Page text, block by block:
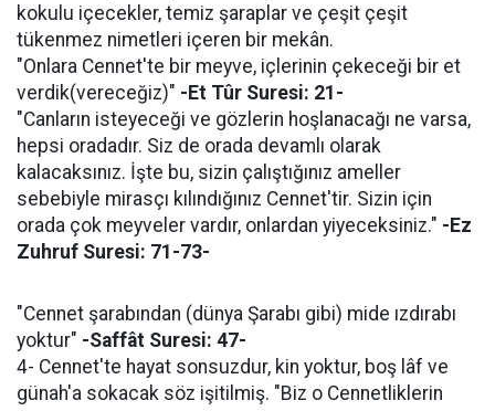
kokulu içecekler, temiz şaraplar ve çeşit çeşit
tükenmez nimetleri içeren bir mekân.
"Onlara Cennet'te bir meyve, içlerinin çekeceği bir et
verdik(vereceğiz)" -Et Tûr Suresi: 21-
"Canların isteyeceği ve gözlerin hoşlanacağı ne varsa,
hepsi oradadır. Siz de orada devamlı olarak
kalacaksınız. İşte bu, sizin çalıştığınız ameller
sebebiyle mirasçı kılındığınız Cennet'tir. Sizin için
orada çok meyveler vardır, onlardan yiyeceksiniz." -Ez
Zuhruf Suresi: 71-73-
"Cennet şarabından (dünya Şarabı gibi) mide ızdırabı
yoktur" -Saffât Suresi: 47-
4- Cennet'te hayat sonsuzdur, kin yoktur, boş lâf ve
günah'a sokacak söz işitilmiş. "Biz o Cennetliklerin